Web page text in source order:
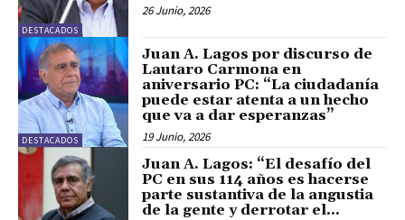
DESTACADOS
26 Junio, 2026
DESTACADOS
Juan A. Lagos por discurso de
Lautaro Carmona en
aniversario PC: “La ciudadanía
puede estar atenta a un hecho
que va a dar esperanzas”
19 Junio, 2026
Juan A. Lagos: “El desafío del
PC en sus 114 años es hacerse
parte sustantiva de la angustia
de la gente y derrotar el...